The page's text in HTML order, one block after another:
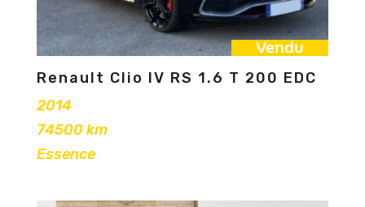
Vendu
Renault Clio IV RS 1.6 T 200 EDC
2014
74500 km
Essence